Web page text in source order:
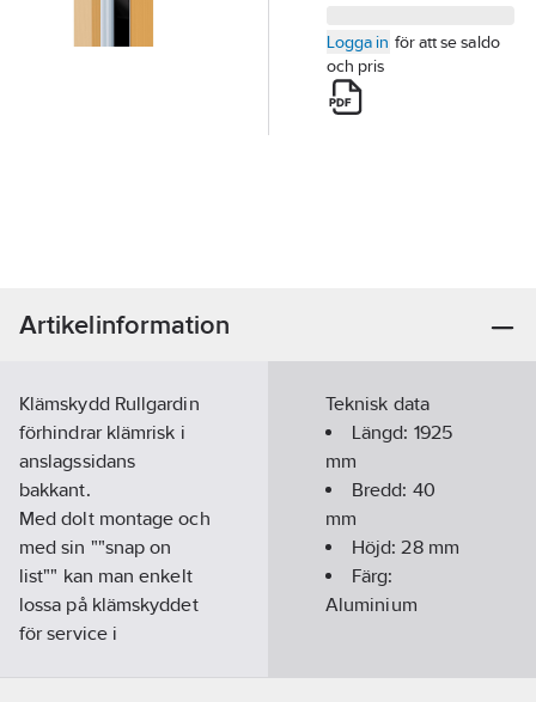
Logga in för att se saldo
och pris
Artikelinformation
Klämskydd Rullgardin
förhindrar klämrisk i
anslagssidans
bakkant.
Med dolt montage och
med sin ""snap on
list"" kan man enkelt
lossa på klämskyddet
för service i
Teknisk data
Längd: 1925
mm
Bredd: 40
mm
Höjd:28mm
Färg:
Aluminium